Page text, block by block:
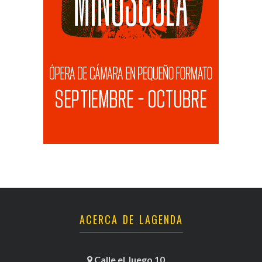
ACERCA DE LAGENDA
Calle el Juego 10